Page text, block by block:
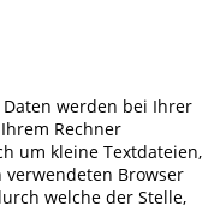
werden bei Ihrer
Rechner
um kleine Textdateien,
Browser
welche der Stelle,